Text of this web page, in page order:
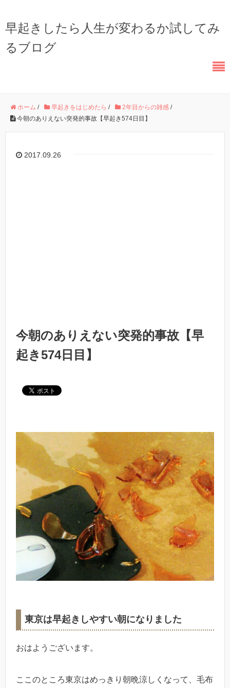
早起きしたら人生が変わるか試してみ
るブログ
ホーム / 早起きをはじめたら / 2年目からの雑感 /
今朝のありえない突発的事故【早起き574日目】
2017.09.26
今朝のありえない突発的事故【早
起き574日目】
東京は早起きしやすい朝になりました
おはようございます。
ここのところ東京はめっきり朝晩涼しくなって、毛布